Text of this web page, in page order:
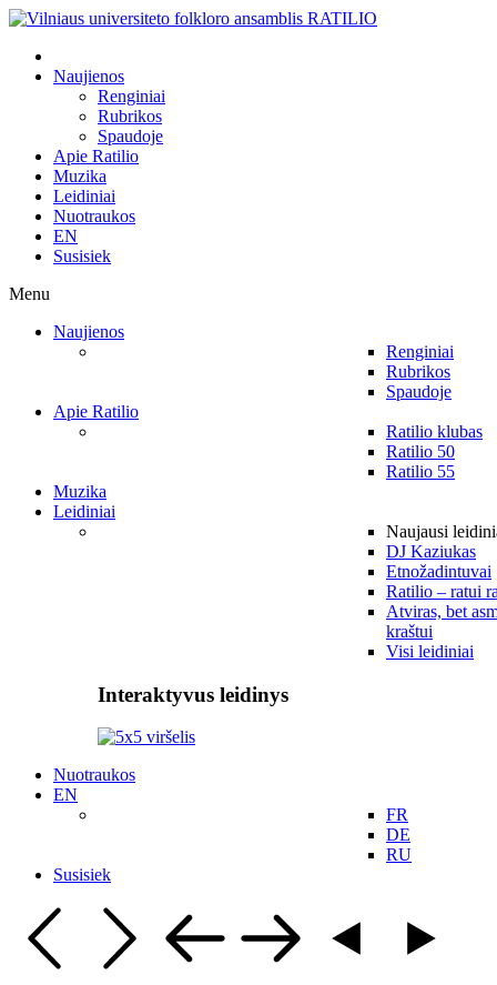
Naujienos
Renginiai
Rubrikos
Spaudoje
Apie Ratilio
Muzika
Leidiniai
Nuotraukos
EN
Susisiek
Menu
Naujienos
Renginiai
Rubrikos
Spaudoje
Apie Ratilio
Ratilio klubas
Ratilio 50
Ratilio 55
Muzika
Leidiniai
Naujausi
DJ Kaziukas
Etnožadintuvai
Ratilio – ratui
Atviras, bet
kraštui
Visi leidiniai
Interaktyvus leidinys
Nuotraukos
EN
FR
DE
RU
Susisiek